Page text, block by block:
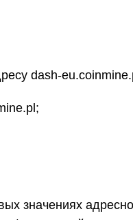
dash-
значениях